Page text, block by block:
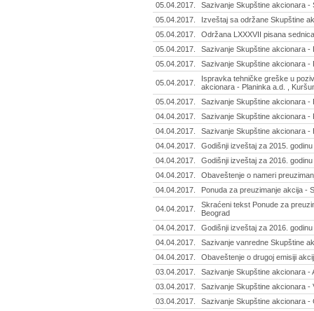
05.04.2017.
Sazivanje Skupštine akcionara -
05.04.2017.
Izveštaj sa održane Skupštine
05.04.2017.
Održana LXXXVII pisana
05.04.2017.
Sazivanje Skupštine akcionara -
05.04.2017.
Sazivanje Skupštine akcionara -
05.04.2017.
Ispravka tehničke greške u
akcionara - Planinka a.d. ,
05.04.2017.
Sazivanje Skupštine akcionara -
04.04.2017.
Sazivanje Skupštine akcionara -
04.04.2017.
Sazivanje Skupštine akcionara -
04.04.2017.
Godišnji izveštaj za 2015.
04.04.2017.
Godišnji izveštaj za 2016.
04.04.2017.
Obaveštenje o nameri
04.04.2017.
Ponuda za preuzimanje akcija -
04.04.2017.
Skraćeni tekst Ponude za
Beograd
04.04.2017.
Godišnji izveštaj za 2016.
04.04.2017.
Sazivanje vanredne Skupštine
04.04.2017.
Obaveštenje o drugoj emisiji
03.04.2017.
Sazivanje Skupštine akcionara -
03.04.2017.
Sazivanje Skupštine akcionara -
03.04.2017.
Sazivanje Skupštine akcionara -